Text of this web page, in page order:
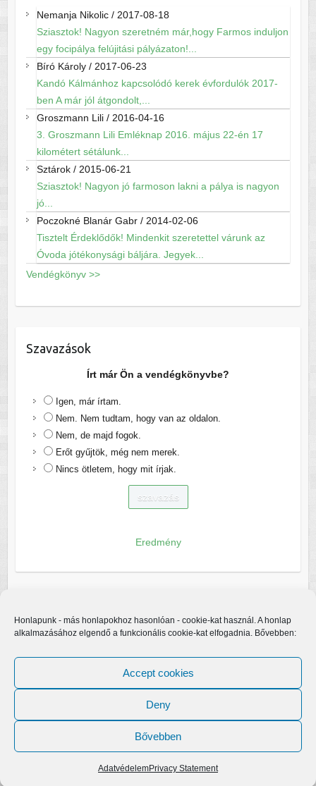
Honlapunk - más honlapokhoz hasonlóan - cookie-kat használ. A honlap
alkalmazásához elgendő a funkcionális cookie-kat elfogadnia. Bővebben:
Accept cookies
Deny
Bővebben
AdatvédelemPrivacy Statement
Nemanja Nikolic/ 2017-08-18
Sziasztok! Nagyon szeretném már,hogy Farmos induljon
egy focipálya felújitási pályázaton!...
Bíró Károly/ 2017-06-23
Kandó Kálmánhoz kapcsolódó kerek évfordulók 2017-
ben A már jól átgondolt,...
Groszmann Lili/ 2016-04-16
3. Groszmann Lili Emléknap 2016. május 22-én 17
kilométert sétálunk...
Sztárok/ 2015-06-21
Sziasztok! Nagyon jó farmoson lakni a pálya is nagyon
jó...
Poczokné Blanár Gabr/ 2014-02-06
Tisztelt Érdeklődők! Mindenkit szeretettel várunk az
Óvoda jótékonysági báljára. Jegyek...
Vendégkönyv >>
Szavazások
Írt már Ön a vendégkönyvbe?
Igen, már írtam.
Nem. Nem tudtam, hogy van az oldalon.
Nem, de majd fogok.
Erőt gyűjtök, még nem merek.
Nincs ötletem, hogy mit írjak.
Eredmény
Egerfarmos.hu. A sablont készítette:
WordPress